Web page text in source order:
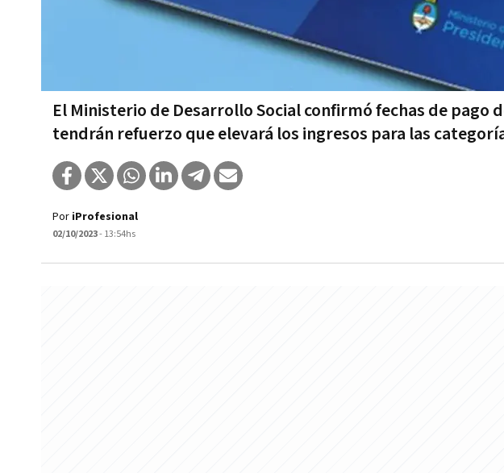
El Ministerio de Desarrollo Social confirmó fechas de pago
tendrán refuerzo que elevará los ingresos para las
Por iProfesional
02/10/2023- 13:54hs